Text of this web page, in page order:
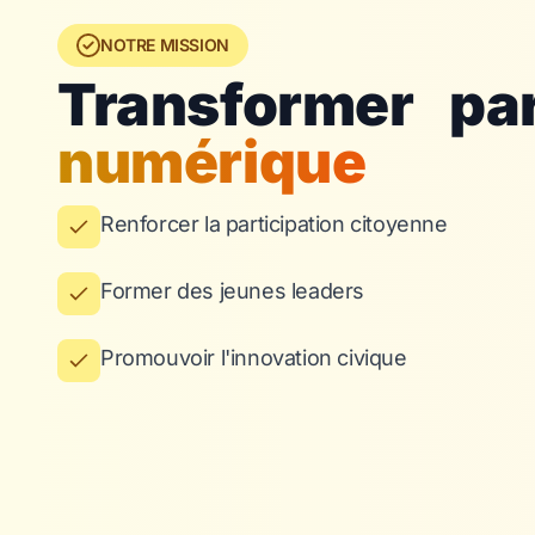
NOTRE MISSION
Transformer
numérique
Renforcer la participation citoyenne
Former des jeunes leaders
Promouvoir l'innovation civique